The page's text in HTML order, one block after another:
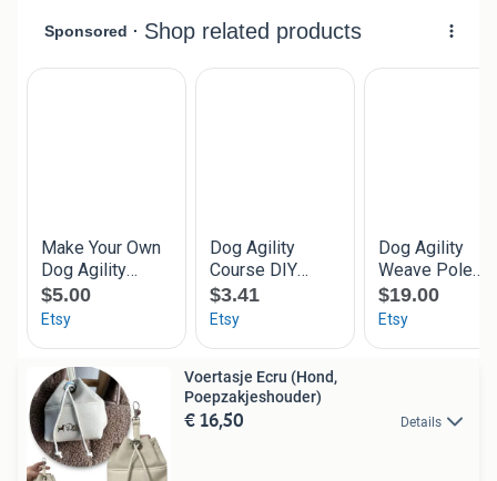
Voertasje Ecru (Hond,
Poepzakjeshouder)
€ 16,50 Details